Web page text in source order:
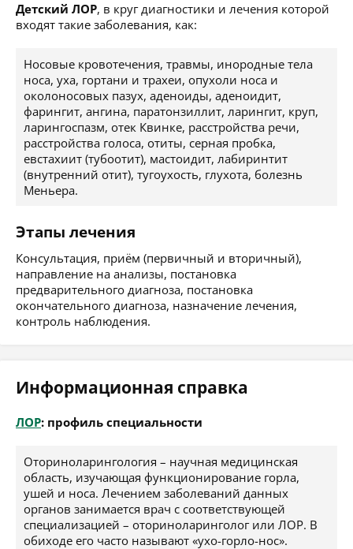
Детский ЛОР, в круг диагностики и лечения которой
входят такие заболевания, как:
Носовые кровотечения, травмы, инородные тела
носа, уха, гортани и трахеи, опухоли носа и
околоносовых пазух, аденоиды, аденоидит,
фарингит, ангина, паратонзиллит, ларингит, круп,
ларингоспазм, отек Квинке, расстройства речи,
расстройства голоса, отиты, серная пробка,
евстахиит (тубоотит), мастоидит, лабиринтит
(внутренний отит), тугоухость, глухота, болезнь
Меньера.
Этапы лечения
Консультация, приём (первичный и вторичный),
направление на анализы, постановка
предварительного диагноза, постановка
окончательного диагноза, назначение лечения,
контроль наблюдения.
Информационная справка
ЛОР: профиль специальности
Оториноларингология – научная медицинская
область, изучающая функционирование горла,
ушей и носа. Лечением заболеваний данных
органов занимается врач с соответствующей
специализацией – оториноларинголог или ЛОР. В
обиходе его часто называют «ухо-горло-нос».